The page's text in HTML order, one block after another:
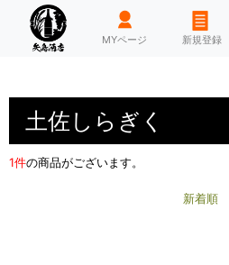
HOME MYページ 新規登録
土佐しらぎく
1件の商品がございます。
新着順